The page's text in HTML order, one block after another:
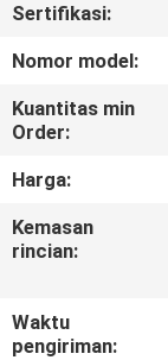
TUR
PABRIK
KONTROL
KUALITAS
HUBUNGI
KAMI
Sertifikasi:
Nomor model:
Kuantitas min
Order:
Harga:
Kemasan
rincian:
Waktu
pengiriman: